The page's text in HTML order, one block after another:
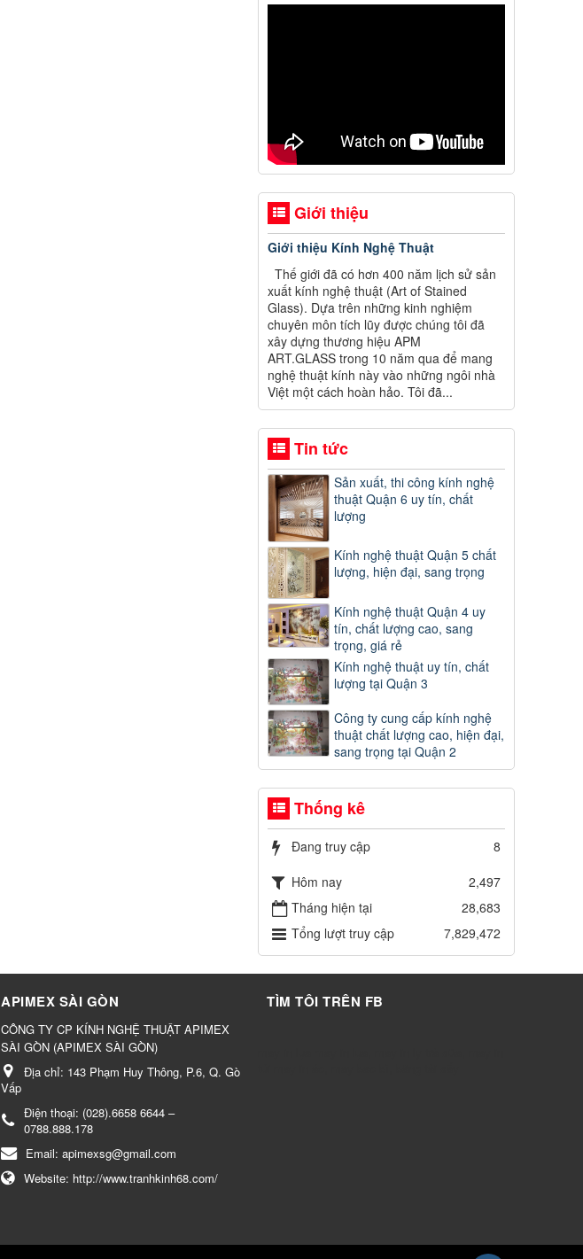
Giới thiệu
Giới thiệu Kính Nghệ Thuật
Thế giới đã có hơn 400 năm lịch sử sản
xuất kính nghệ thuật (Art of Stained
Glass). Dựa trên những kinh nghiệm
chuyên môn tích lũy được chúng tôi đã
xây dựng thương hiệu APM
ART.GLASS trong 10 năm qua để mang
nghệ thuật kính này vào những ngôi nhà
Việt một cách hoàn hảo. Tôi đã...
Tin tức
Sản xuất, thi công kính nghệ
thuật Quận 6 uy tín, chất
lượng
Kính nghệ thuật Quận 5 chất
lượng, hiện đại, sang trọng
Kính nghệ thuật Quận 4 uy
tín, chất lượng cao, sang
trọng, giá rẻ
Kính nghệ thuật uy tín, chất
lượng tại Quận 3
Công ty cung cấp kính nghệ
thuật chất lượng cao, hiện đại,
sang trọng tại Quận 2
Thống kê
Đang truy cập
8
Hôm nay
2,497
Tháng hiện tại
28,683
Tổng lượt truy cập
7,829,472
APIMEX SÀI GÒN
CÔNG TY CP KÍNH NGHỆ THUẬT APIMEX
SÀI GÒN (APIMEX SÀI GÒN)
Địa chỉ: 143 Phạm Huy Thông, P.6, Q. Gò
Vấp
Điện thoại: (028).6658 6644 –
0788.888.178
Email: apimexsg@gmail.com
Website: http://www.tranhkinh68.com/
TÌM TÔI TRÊN FB